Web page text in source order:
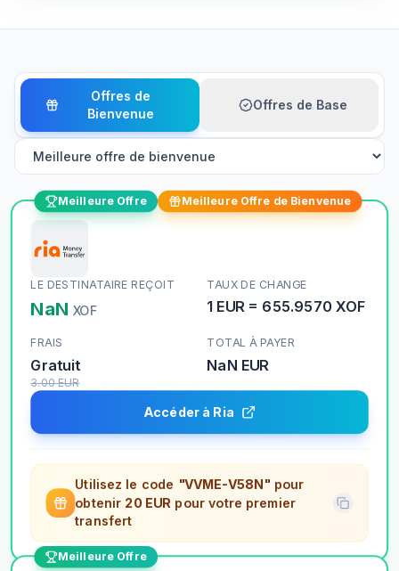
Offres de
Bienvenue
Offres de Base
Meilleure Offre Meilleure Offre de Bienvenue
LE DESTINATAIRE REÇOIT
NaN XOF
TAUX DE CHANGE
1 EUR= 655.9570 XOF
FRAIS
Gratuit
3.00 EUR
TOTAL À PAYER
NaN EUR
Accéder à Ria
Utilisez le code "VVME-V58N" pour
obtenir 20 EUR pour votre premier
transfert
Meilleure Offre